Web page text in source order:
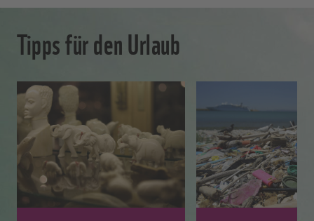
Tipps für den Urlaub